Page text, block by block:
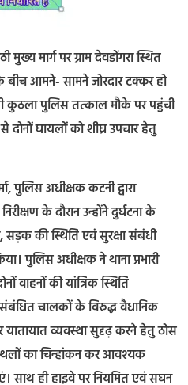
मार्ग पर ग्राम देवडोंगरा स्थित
बीच आमने- सामने जोरदार टक्कर हो
कुठला पुलिस तत्काल मौके पर पहुंची
दोनों घायलों को शीघ्र उपचार हेतु
पुलिस अधीक्षक कटनी द्वारा
के दौरान उन्होंने दुर्घटना के
सड़क की स्थिति एवं सुरक्षा संबंधी
पुलिस अधीक्षक ने थाना प्रभारी
वाहनों की यांत्रिक स्थिति
चालकों के विरुद्ध वैधानिक
यातायात व्यवस्था सुदृढ़ करने हेतु ठोस
का चिन्हांकन कर आवश्यक
साथ ही हाइवे पर नियमित एवं सघन